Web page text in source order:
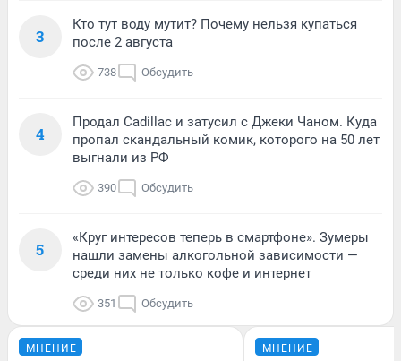
3
Кто тут воду мутит? Почему нельзя купаться
после 2 августа
738 Обсудить
4
Продал Cadillac и затусил с Джеки Чаном. Куда
пропал скандальный комик, которого на 50 лет
выгнали из РФ
390 Обсудить
5
«Круг интересов теперь в смартфоне». Зумеры
нашли замены алкогольной зависимости —
среди них не только кофе и интернет
351 Обсудить
МНЕНИЕ МНЕНИЕ